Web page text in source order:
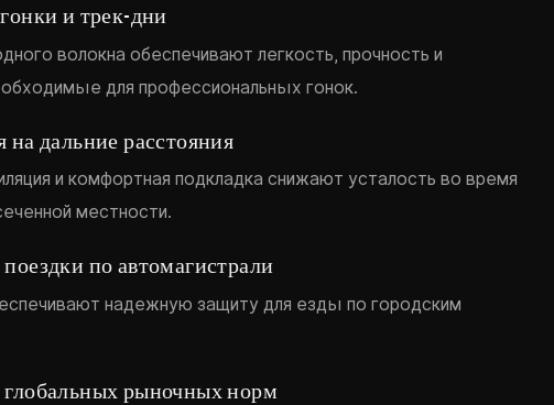
и трек-дни
волокна обеспечивают легкость, прочность и
для профессиональных гонок.
на дальние расстояния
и комфортная подкладка снижают усталость во время
местности.
по автомагистрали
надежную защиту для езды по городским
рыночных норм